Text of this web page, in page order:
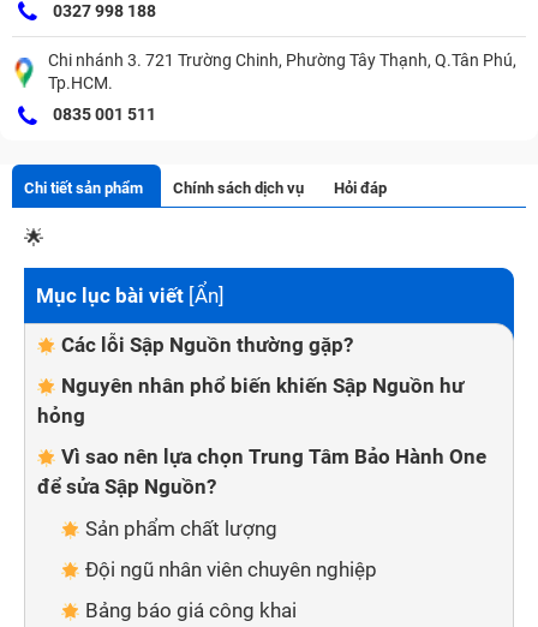
0327 998 188
Chi nhánh 3. 721 Trường Chinh, Phường Tây Thạnh, Q.Tân Phú,
Tp.HCM.
0835 001 511
Chi tiết sản phẩm Chính sách dịch vụ Hỏi đáp
🌟
Mục lục bài viết [Ẩn]
Các lỗi Sập Nguồn thường gặp?
Nguyên nhân phổ biến khiến Sập Nguồn hư
hỏng
Vì sao nên lựa chọn Trung Tâm Bảo Hành One
để sửa Sập Nguồn?
Sản phẩm chất lượng
Đội ngũ nhân viên chuyên nghiệp
Bảng báo giá công khai